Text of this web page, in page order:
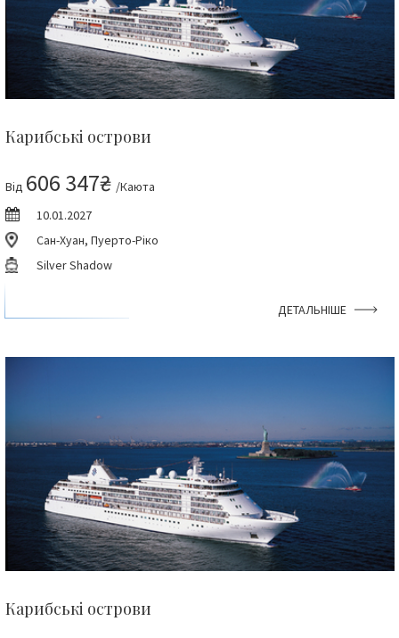
Карибські острови
Від 606 347₴ /Каюта
10.01.2027
Сан-Хуан, Пуерто-Ріко
Silver Shadow
ДЕТАЛЬНІШЕ
Карибські острови